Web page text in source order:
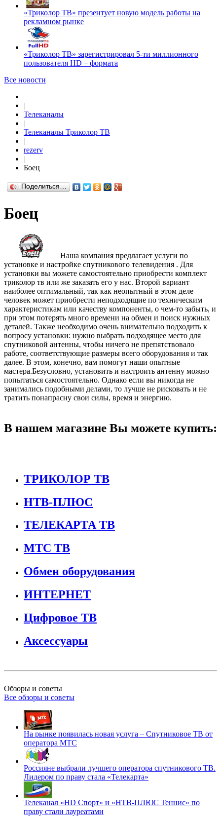
«Триколор ТВ» презентует новую модель работы на
рекламном рынке
«Триколор ТВ» зарегистрировал 5-ти миллионного
пользователя HD – формата
Все новости
|
Телеканалы
|
Телеканалы Триколор ТВ
|
rezerv
|
Боец
Поделиться…
Боец
Наша компания предлагает услуги по
установке и настройке спутникового телевидения . Для
установки вы можете самостоятельно приобрести комплект
триколор тв или же заказать его у нас. Второй вариант
наиболее оптимальный, так как неопытный в этом деле
человек может приобрести неподходящие по техническим
характеристикам или качеству компоненты, о чем-то забыть, и
при этом потерять много времени на обмен и поиск нужных
деталей. Также необходимо очень внимательно подходить к
вопросу установки: нужно выбрать подходящее место для
спутниковой антенны, чтобы ничего не препятствовало
работе, соответствующие размеры всего оборудования и так
далее. В этом, конечно, вам помогут наши опытные
мастера.Безусловно, установить и настроить антенну можно
попытаться самостоятельно. Однако если вы никогда не
занимались подобными делами, то лучше не рисковать и не
тратить понапрасну свои силы, время и энергию.
В нашем магазине Вы можете купить:
ТРИКОЛОР ТВ
НТВ-ПЛЮС
ТЕЛЕКАРТА ТВ
МТС ТВ
Обмен оборудования
ИНТЕРНЕТ
Цифровое ТВ
Аксессуары
Обзоры и советы
Все обзоры и советы
На рынке появилась новая услуга – Спутниковое ТВ от
оператора МТС
Россияне выбрали лучшего оператора спутникового ТВ.
Лидером по праву стала «Телекарта»
Телеканал «HD Спорт» и «НТВ-ПЛЮС Теннис» по
праву стали лауреатами